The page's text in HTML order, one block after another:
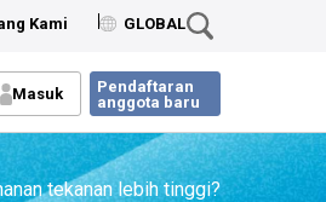
Kami GLOBAL
Masuk
Pendaftaran
anggota baru
tekanan lebih tinggi?